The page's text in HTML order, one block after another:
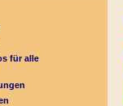
für alle